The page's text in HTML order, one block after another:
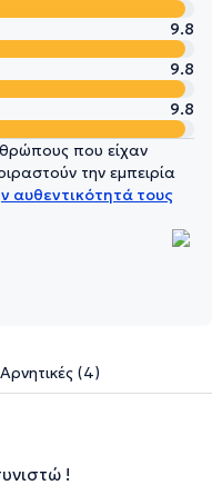
9.8
9.8
9.8
που είχαν
την εμπειρία
αυθεντικότητά τους
Αρνητικές (4)
!